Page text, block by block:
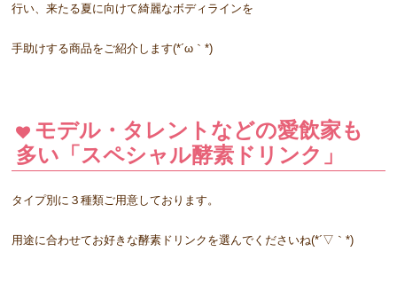
行い、来たる夏に向けて綺麗なボディラインを
手助けする商品をご紹介します(*´ω｀*)
モデル・タレントなどの愛飲家も
多い「スペシャル酵素ドリンク」
タイプ別に３種類ご用意しております。
用途に合わせてお好きな酵素ドリンクを選んでくださいね(*´▽｀*)